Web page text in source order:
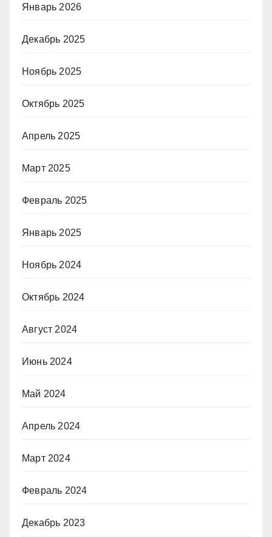
Январь 2026
Декабрь 2025
Ноябрь 2025
Октябрь 2025
Апрель 2025
Март 2025
Февраль 2025
Январь 2025
Ноябрь 2024
Октябрь 2024
Август 2024
Июнь 2024
Май 2024
Апрель 2024
Март 2024
Февраль 2024
Декабрь 2023